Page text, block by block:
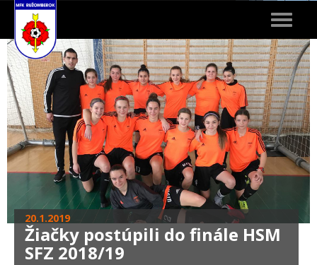
Toggle
20.1.2019
Žiačky postúpili do finále HSM
SFZ 2018/19